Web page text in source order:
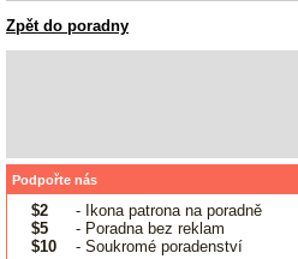
Zpět do poradny
Podpořte nás
$2
- Ikona patrona na poradně
$5
- Poradna bez reklam
$10
- Soukromé poradenství